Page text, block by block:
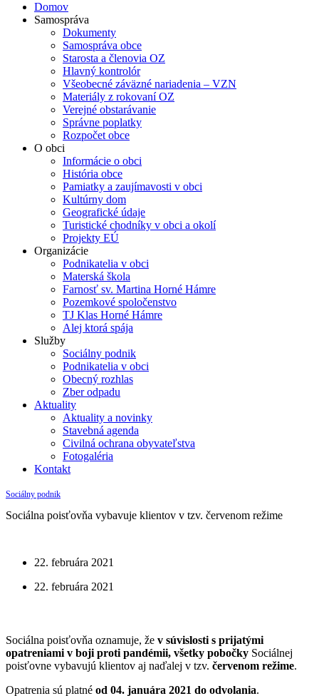
Domov
Samospráva
Dokumenty
Samospráva obce
Starosta a členovia OZ
Hlavný kontrolór
Všeobecné záväzné nariadenia – VZN
Materiály z rokovaní OZ
Verejné obstarávanie
Správne poplatky
Rozpočet obce
O obci
Informácie o obci
História obce
Pamiatky a zaujímavosti v obci
Kultúrny dom
Geografické údaje
Turistické chodníky v obci a okolí
Projekty EÚ
Organizácie
Podnikatelia v obci
Materská škola
Farnosť sv. Martina Horné Hámre
Pozemkové spoločenstvo
TJ Klas Horné Hámre
Alej ktorá spája
Služby
Sociálny podnik
Podnikatelia v obci
Obecný rozhlas
Zber odpadu
Aktuality
Aktuality a novinky
Stavebná agenda
Civilná ochrana obyvateľstva
Fotogaléria
Kontakt
Sociálny podnik
Sociálna poisťovňa vybavuje klientov v tzv. červenom režime
22. februára 2021
22. februára 2021
Sociálna poisťovňa oznamuje, že v súvislosti s prijatými
opatreniami v boji proti pandémii, všetky pobočky Sociálnej
poisťovne vybavujú klientov aj naďalej v tzv. červenom režime.
Opatrenia sú platné od 04. januára 2021 do odvolania.